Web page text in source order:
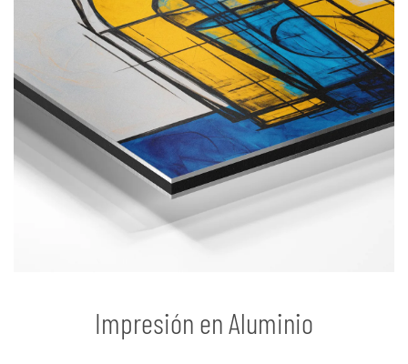
Impresión en Aluminio